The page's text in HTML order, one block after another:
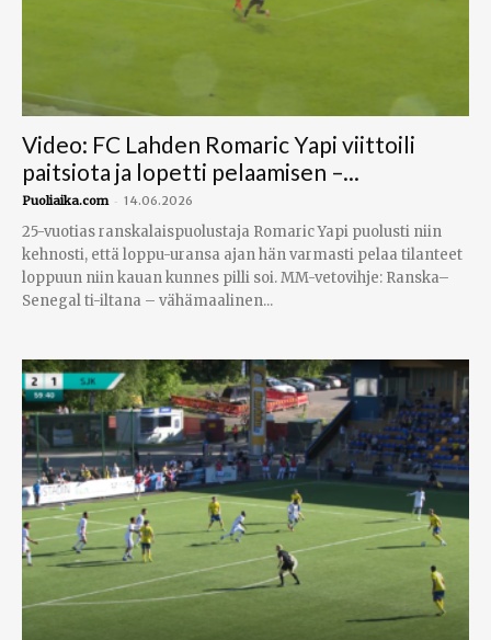
Video: FC Lahden Romaric Yapi viittoili
paitsiota ja lopetti pelaamisen –...
Puoliaika.com - 14.06.2026
25-vuotias ranskalaispuolustaja Romaric Yapi puolusti niin
kehnosti, että loppu-uransa ajan hän varmasti pelaa tilanteet
loppuun niin kauan kunnes pilli soi. MM-vetovihje: Ranska–
Senegal ti-iltana – vähämaalinen...